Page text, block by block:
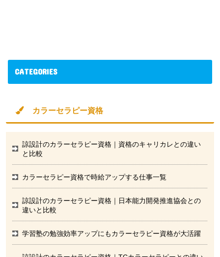
CATEGORIES
カラーセラピー資格
諒設計のカラーセラピー資格｜資格のキャリカレとの違い
と比較
カラーセラピー資格で時給アップする仕事一覧
諒設計のカラーセラピー資格｜日本能力開発推進協会との
違いと比較
学習塾の勉強効率アップにもカラーセラピー資格が大活躍